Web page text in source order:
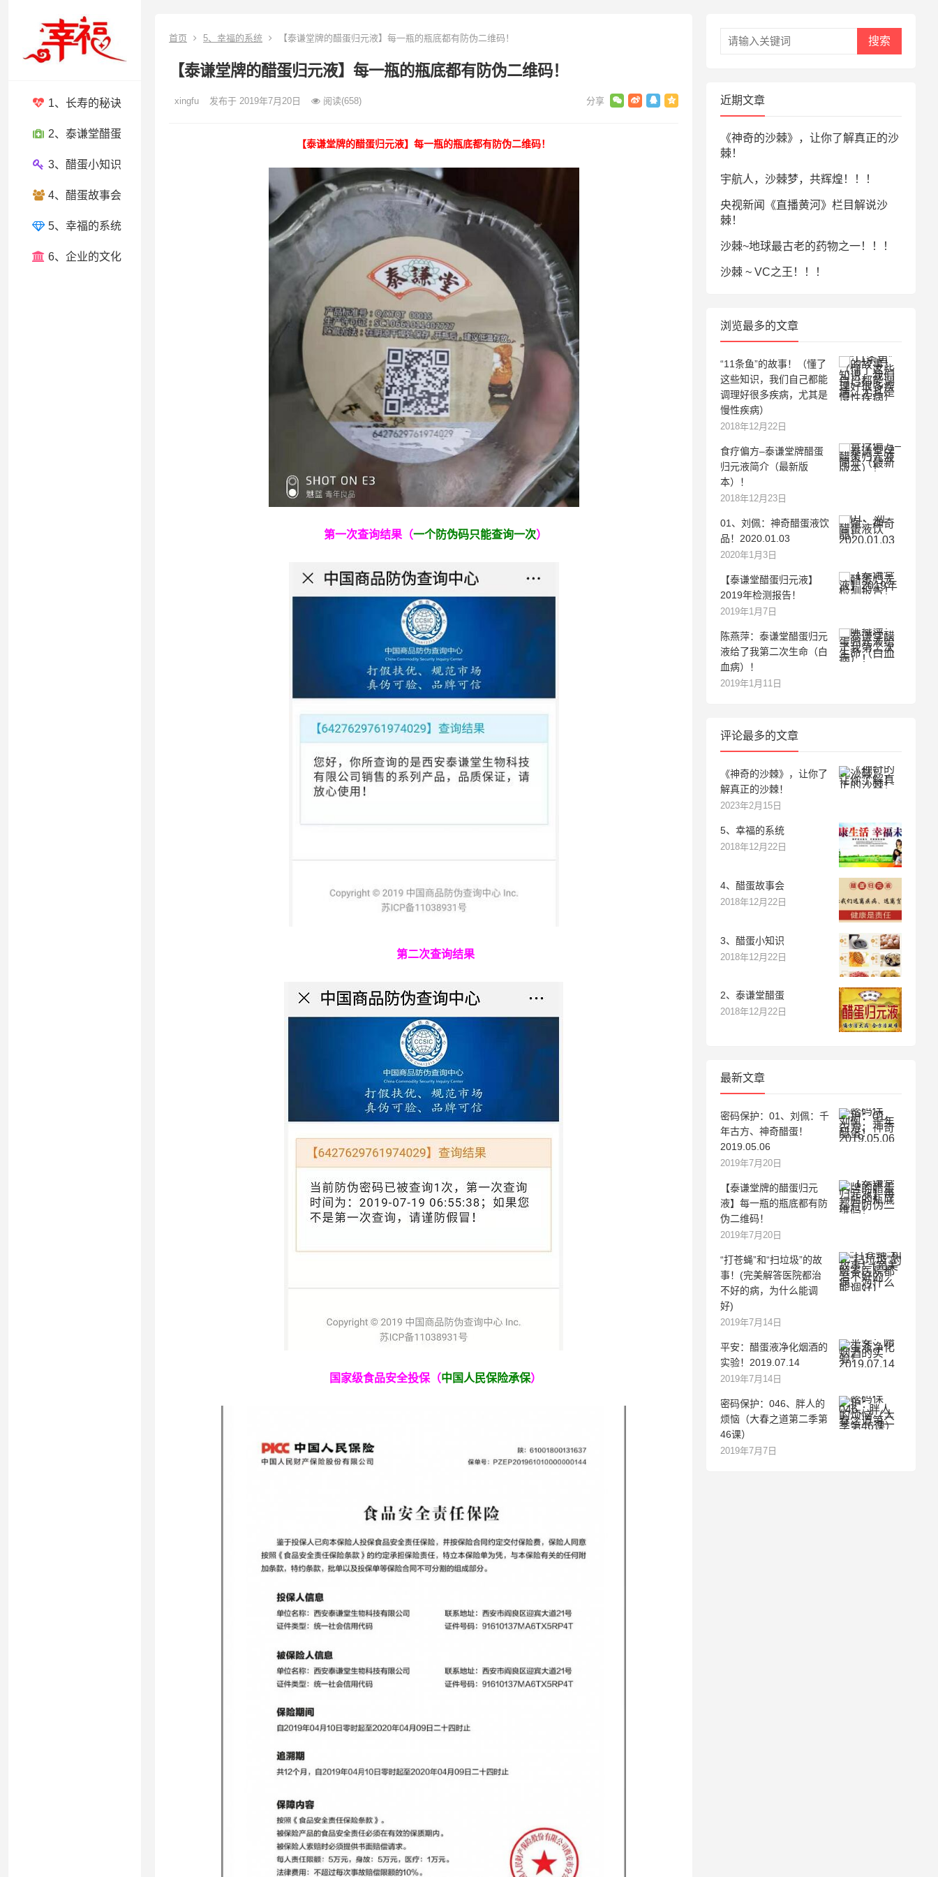
1、长寿的秘诀
2、泰谦堂醋蛋
3、醋蛋小知识
4、醋蛋故事会
5、幸福的系统
6、企业的文化
首页 5、幸福的系统 【泰谦堂牌的醋蛋归元液】每一瓶的瓶底都有防伪二维码！
【泰谦堂牌的醋蛋归元液】每一瓶的瓶底都有防伪二维码！
xingfu 发布于 2019年7月20日 阅读(658)
【泰谦堂牌的醋蛋归元液】每一瓶的瓶底都有防伪二维码！
第一次查询结果（一个防伪码只能查询一次）
第二次查询结果
国家级食品安全投保（中国人民保险承保）
搜索
近期文章
《神奇的沙棘》，让你了解真正的沙
棘！
宇航人，沙棘梦，共辉煌！！！
央视新闻《直播黄河》栏目解说沙
棘！
沙棘~地球最古老的药物之一！！！
沙棘 ~ VC之王！！！
浏览最多的文章
“11条鱼”的故事！（懂了
这些知识，我们自己都能
调理好很多疾病，尤其是
慢性疾病）
2018年12月22日
食疗偏方–泰谦堂牌醋蛋
归元液简介（最新版
本）！
2018年12月23日
01、刘佩：神奇醋蛋液饮
品！2020.01.03
2020年1月3日
【泰谦堂醋蛋归元液】
2019年检测报告！
2019年1月7日
陈燕萍：泰谦堂醋蛋归元
液给了我第二次生命（白
血病）！
2019年1月11日
评论最多的文章
《神奇的沙棘》，让你了
解真正的沙棘！
2023年2月15日
5、幸福的系统
2018年12月22日
4、醋蛋故事会
2018年12月22日
3、醋蛋小知识
2018年12月22日
2、泰谦堂醋蛋
2018年12月22日
最新文章
密码保护：01、刘佩：千
年古方、神奇醋蛋！
2019.05.06
2019年7月20日
【泰谦堂牌的醋蛋归元
液】每一瓶的瓶底都有防
伪二维码！
2019年7月20日
“打苍蝇”和“扫垃圾”的故
事！(完美解答医院都治
不好的病，为什么能调
好)
2019年7月14日
平安：醋蛋液净化烟酒的
实验！2019.07.14
2019年7月14日
密码保护：046、胖人的
烦恼（大春之道第二季第
46课）
2019年7月7日